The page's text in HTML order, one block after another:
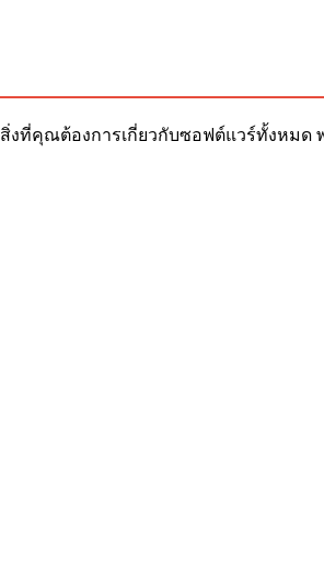
สิ่งที่คุณต้องการเกี่ยวกับซอฟต์แวร์ทั้งหมด